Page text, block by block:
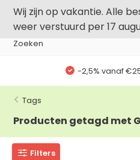
Wij zijn op vakantie. Alle
weer verstuurd per 17
-2,5% vanaf
Tags
Producten getagd met
Filters